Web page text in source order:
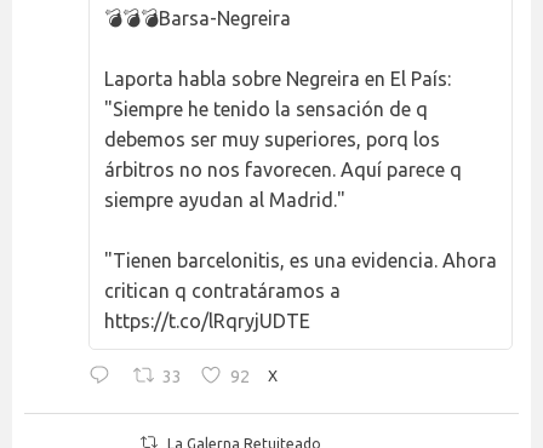
💣💣💣Barsa-Negreira
Laporta habla sobre Negreira en El País:
"Siempre he tenido la sensación de q
debemos ser muy superiores, porq los
árbitros no nos favorecen. Aquí parece q
siempre ayudan al Madrid."
"Tienen barcelonitis, es una evidencia. Ahora
critican q contratáramos a
https://t.co/lRqryjUDTE
33 92 X
La Galerna Retuiteado